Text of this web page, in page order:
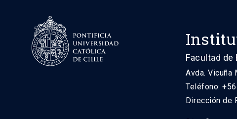
Facultad de
Avda. Vicuña
Teléfono:
Dirección de